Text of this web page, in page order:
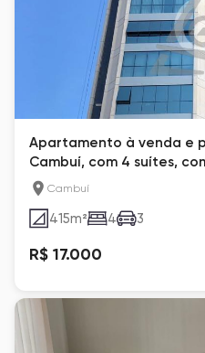
Apartamento à venda e
Cambuí, com 4 suítes,
Cambuí
415m² 4 3
R$ 17.000